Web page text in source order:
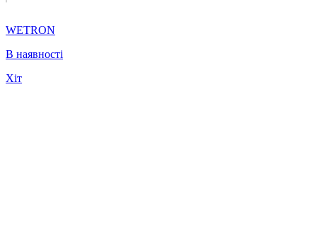
WETRON
В наявності
Хіт